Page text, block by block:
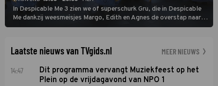
In Despicable Me 3 zien we of superschurk Gru, die in Despicable
Me dankzij weesmeisjes Margo, Edith en Agnes de overstap naar
het rechte pad maakte, ook op dat pad weet te blijven.
Laatste nieuws van TVgids.nl MEER NIEUWS
14:47
Dit programma vervangt Muziekfeest op het
Plein op de vrijdagavond van NPO 1